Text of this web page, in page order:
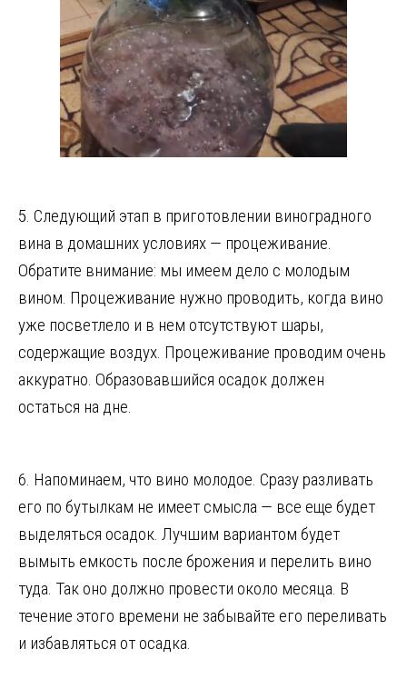
5. Следующий этап в приготовлении виноградного
вина в домашних условиях — процеживание.
Обратите внимание: мы имеем дело с молодым
вином. Процеживание нужно проводить, когда вино
уже посветлело и в нем отсутствуют шары,
содержащие воздух. Процеживание проводим очень
аккуратно. Образовавшийся осадок должен
остаться на дне.
6. Напоминаем, что вино молодое. Сразу разливать
его по бутылкам не имеет смысла — все еще будет
выделяться осадок. Лучшим вариантом будет
вымыть емкость после брожения и перелить вино
туда. Так оно должно провести около месяца. В
течение этого времени не забывайте его переливать
и избавляться от осадка.